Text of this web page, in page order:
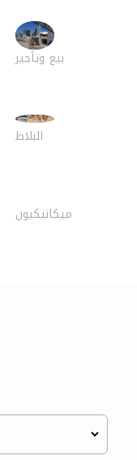
بيع وتأجير
البلاط
ميكانيكيون